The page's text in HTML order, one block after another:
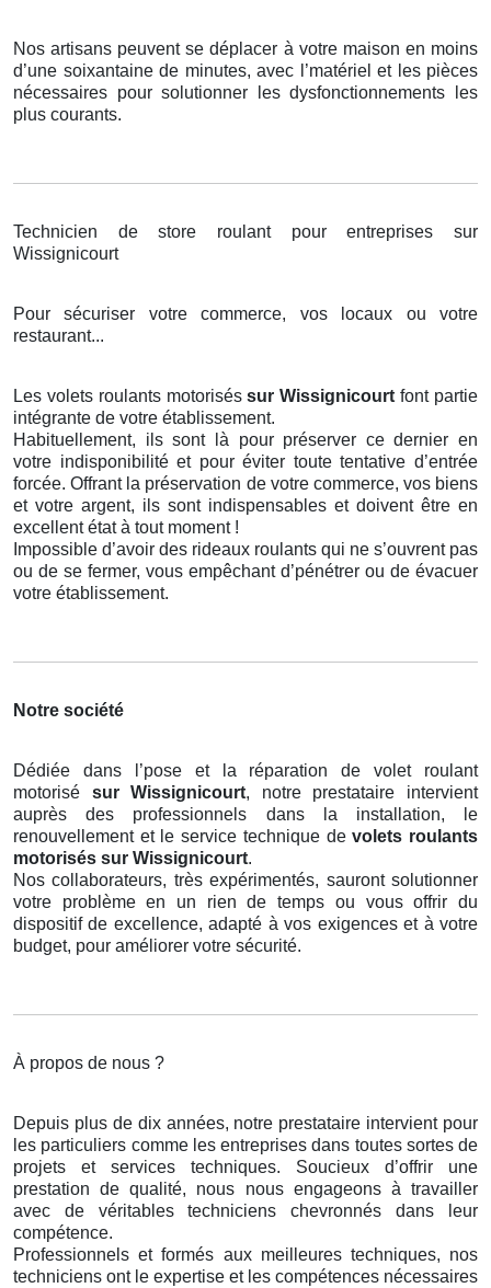
Nos artisans peuvent se déplacer à votre maison en moins
d’une soixantaine de minutes, avec l’matériel et les pièces
nécessaires pour solutionner les dysfonctionnements les
plus courants.
Technicien de store roulant pour entreprises sur
Wissignicourt
Pour sécuriser votre commerce, vos locaux ou votre
restaurant...
Les volets roulants motoriséssur Wissignicourtfont partie
intégrante de votre établissement.
Habituellement, ils sont là pour préserver ce dernier en
votre indisponibilité et pour éviter toute tentative d’entrée
forcée. Offrant la préservation de votre commerce, vos biens
et votre argent, ils sont indispensables et doivent être en
excellent état à tout moment !
Impossible d’avoir des rideaux roulants qui ne s’ouvrent pas
ou de se fermer, vous empêchant d’pénétrer ou de évacuer
votre établissement.
Notre société
Dédiée dans l’pose et la réparation de volet roulant
motorisé sur Wissignicourt, notre prestataire intervient
auprès des professionnels dans la installation, le
renouvellement et le service technique devolets roulants
motorisés sur Wissignicourt.
Nos collaborateurs, très expérimentés, sauront solutionner
votre problème en un rien de temps ou vous offrir du
dispositif de excellence, adapté à vos exigences et à votre
budget, pour améliorer votre sécurité.
À propos de nous ?
Depuis plus de dix années, notre prestataire intervient pour
les particuliers comme les entreprises dans toutes sortes de
projets et services techniques. Soucieux d’offrir une
prestation de qualité, nous nous engageons à travailler
avec de véritables techniciens chevronnés dans leur
compétence.
Professionnels et formés aux meilleures techniques, nos
techniciens ont le expertise et les compétences nécessaires